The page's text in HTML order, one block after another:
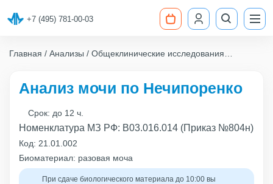
+7 (495) 781-00-03
Главная Анализы
Общеклинические исследования
Анализ мочи по Нечипоренко
Срок: до 12 ч.
Номенклатура МЗ РФ: B03.016.014 (Приказ №804н)
Код: 21.01.002
Биоматериал: разовая моча
При сдаче биологического материала до 10:00 вы